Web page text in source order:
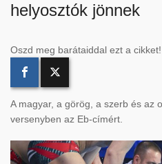
helyosztók jönnek
Oszd meg barátaiddal ezt a cikket!
A magyar, a görög, a szerb és az
versenyben az Eb-címért.